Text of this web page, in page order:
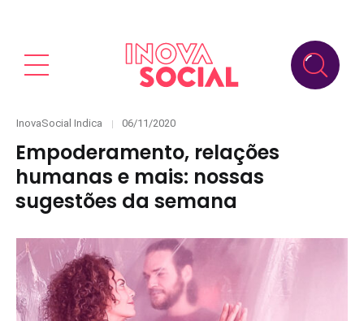
Categories
InovaSocial Indica
Posted
06/11/2020
Empoderamento, relações
humanas e mais: nossas
sugestões da semana